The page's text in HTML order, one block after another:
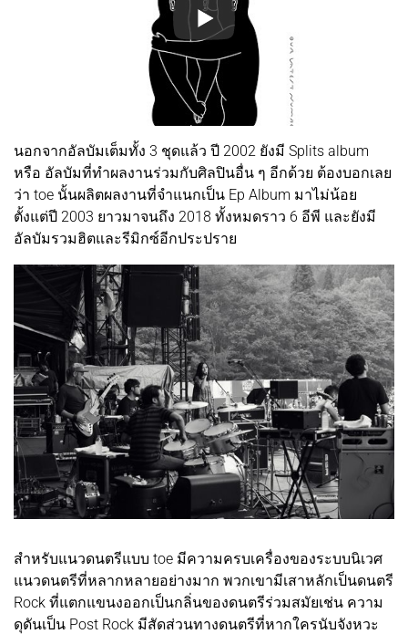
นอกจากอัลบัมเต็มทั้ง 3 ชุดแล้ว ปี 2002 ยังมี Splits album
หรือ อัลบัมที่ทำผลงานร่วมกับศิลปินอื่น ๆ อีกด้วย ต้องบอกเลย
ว่า toe นั้นผลิตผลงานที่จำแนกเป็น Ep Album มาไม่น้อย
ตั้งแต่ปี 2003 ยาวมาจนถึง 2018 ทั้งหมดราว 6 อีพี และยังมี
อัลบัมรวมฮิตและรีมิกซ์อีกประปราย
สำหรับแนวดนตรีแบบ toe มีความครบเครื่องของระบบนิเวศ
แนวดนตรีที่หลากหลายอย่างมาก พวกเขามีเสาหลักเป็นดนตรี
Rock ที่แตกแขนงออกเป็นกลิ่นของดนตรีร่วมสมัยเช่น ความ
ดุดันเป็น Post Rock มีสัดส่วนทางดนตรีที่หากใครนับจังหวะ